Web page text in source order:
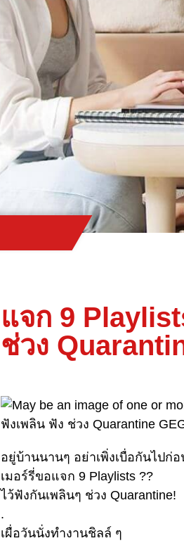
แจก 9
ช่วง
อยู่บ้านนานๆ อย่าเพิ่งเบื่อกันไปก่อ
เมอร์รี่ขอแจก 9 Playlists ??
ไว้ฟังกันเพลินๆ ช่วง Quarantine!
.
เผื่อวันนั่งทำงานชิลล์ ๆ